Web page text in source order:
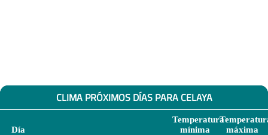
CLIMA PRÓXIMOS DÍAS PARA CELAYA
Día
Temperatura
mínima
máxima